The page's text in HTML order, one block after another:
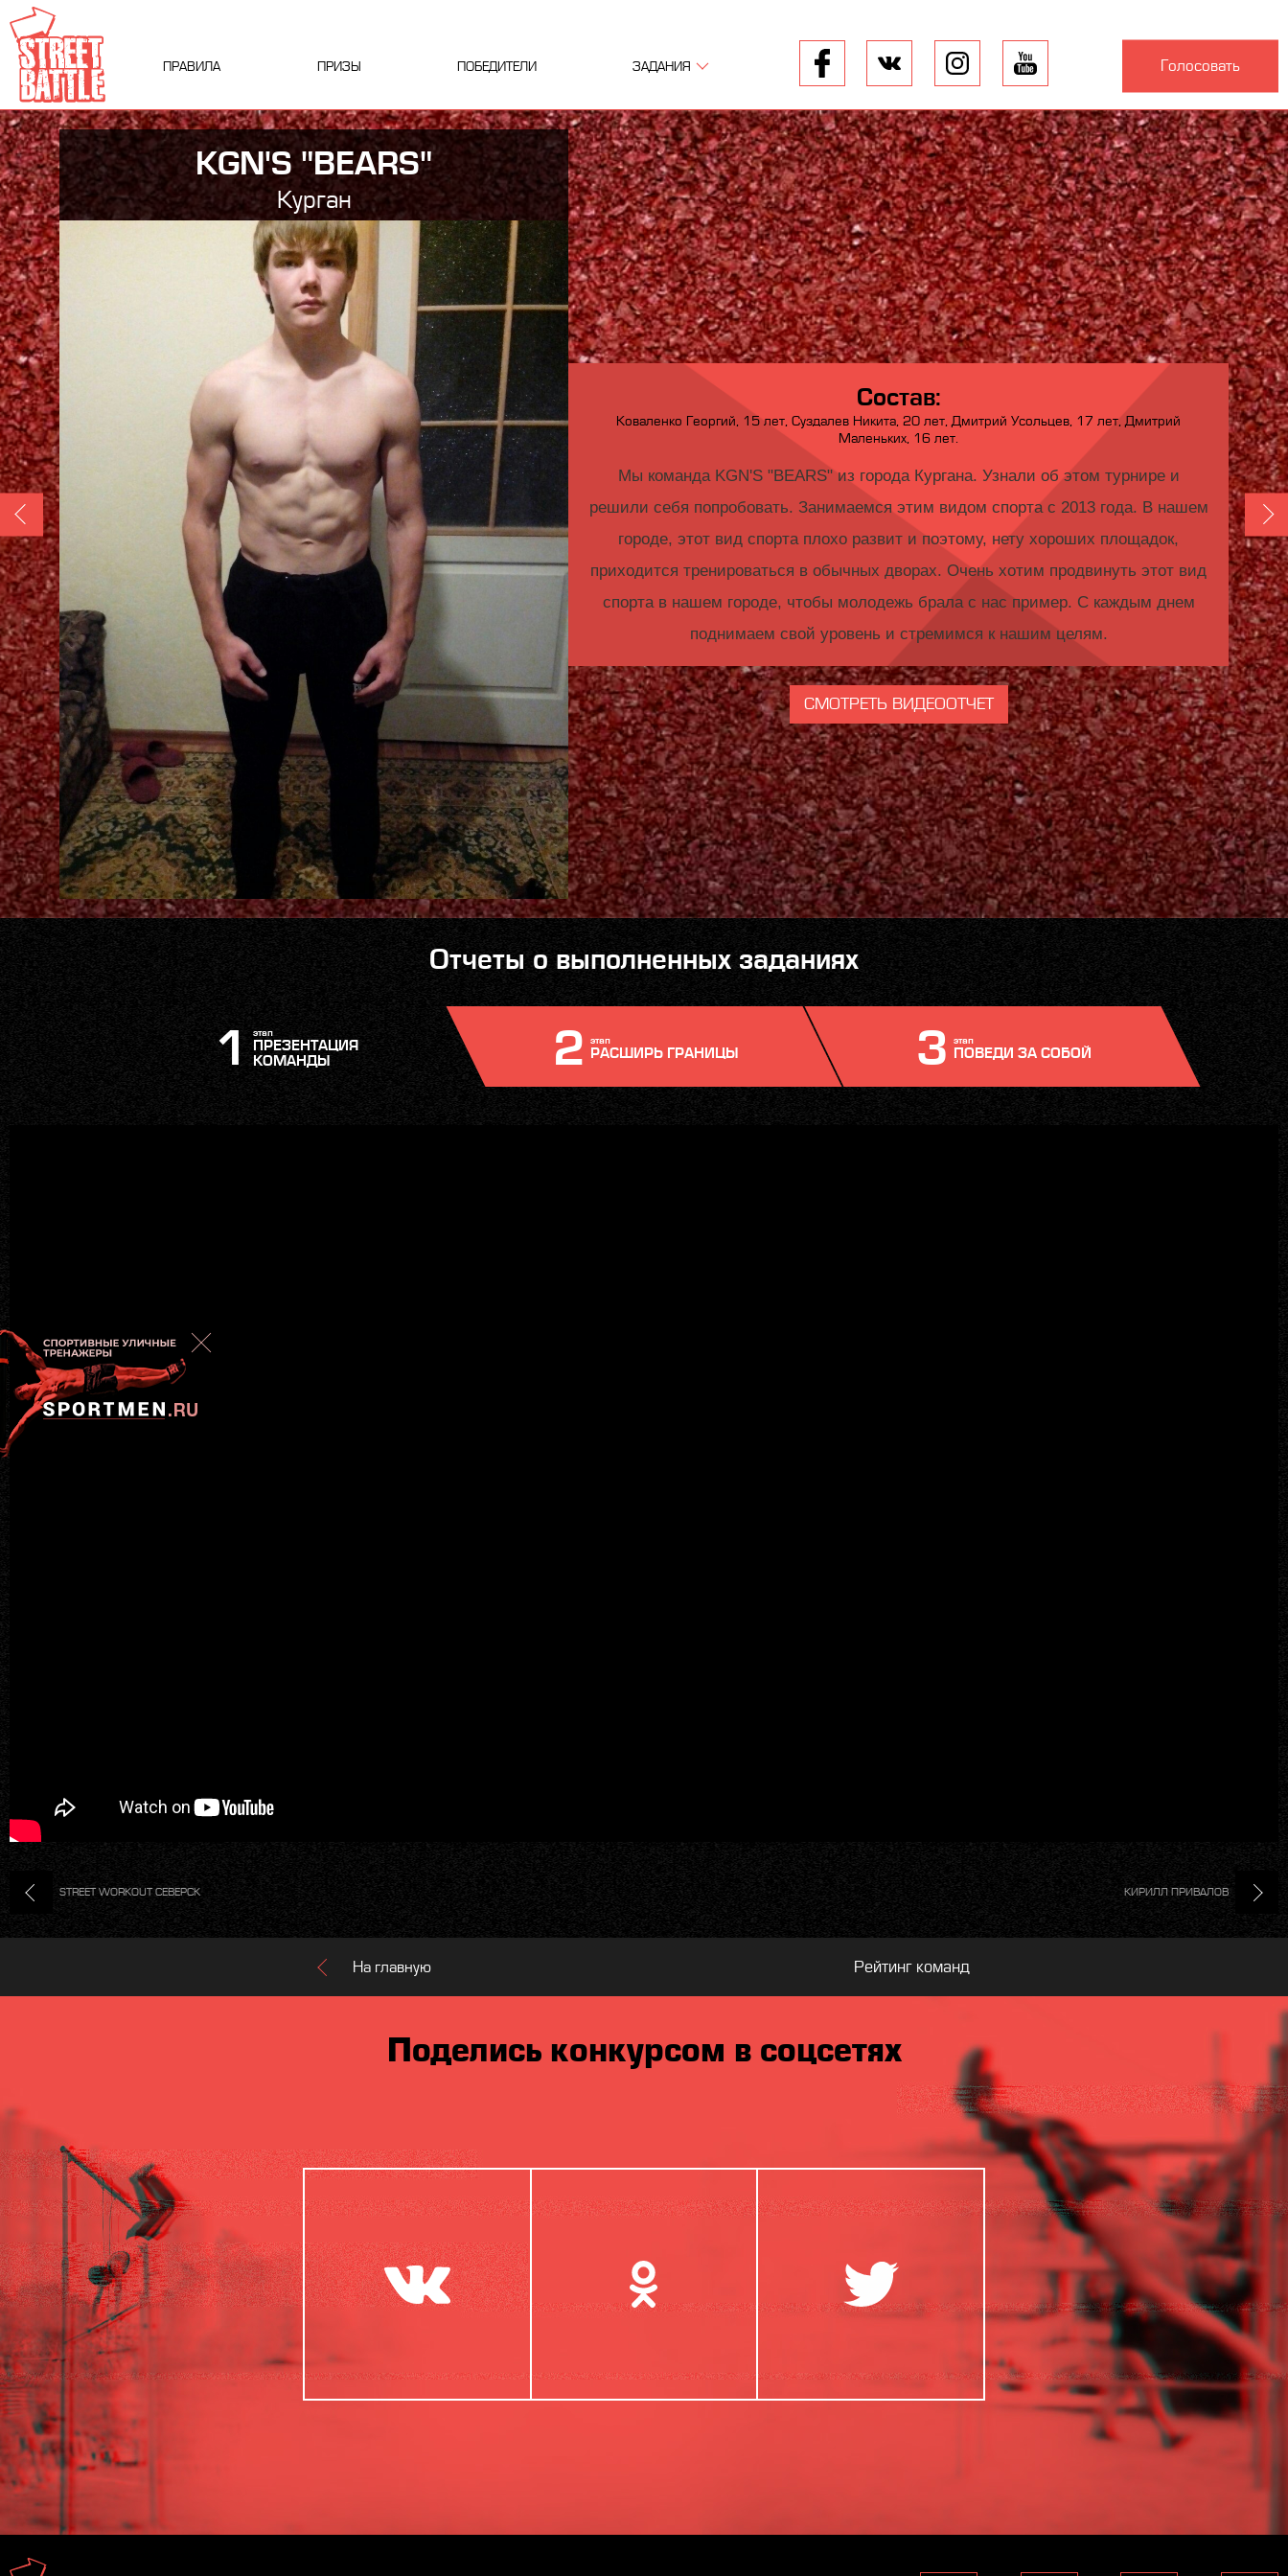
ПРАВИЛА ПРИЗЫ ПОБЕДИТЕЛИ ЗАДАНИЯ
2
3
Голосовать
KGN'S "BEARS"
Курган
Состав:
Коваленко Георгий, 15 лет, Суздалев Никита, 20 лет, Дмитрий Усольцев, 17 лет, Дмитрий
Маленьких, 16 лет.
Мы команда KGN'S "BEARS" из города Кургана. Узнали об этом турнире и
решили себя попробовать. Занимаемся этим видом спорта с 2013 года. В нашем
городе, этот вид спорта плохо развит и поэтому, нету хороших площадок,
приходится тренироваться в обычных дворах. Очень хотим продвинуть этот вид
спорта в нашем городе, чтобы молодежь брала с нас пример. С каждым днем
поднимаем свой уровень и стремимся к нашим целям.
СМОТРЕТЬ ВИДЕООТЧЕТ
Отчеты о выполненных заданиях
1 этап
ПРЕЗЕНТАЦИЯ
КОМАНДЫ
2 этап
РАСШИРЬ ГРАНИЦЫ 3 этап
ПОВЕДИ ЗА СОБОЙ
STREET WORKOUT СЕВЕРСК КИРИЛЛ ПРИВАЛОВ
На главную Рейтинг команд
Поделись конкурсом в соцсетях